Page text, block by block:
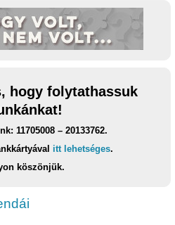
hogy folytathassuk
11705008 – 20133762.
itt lehetséges.
köszönjük.